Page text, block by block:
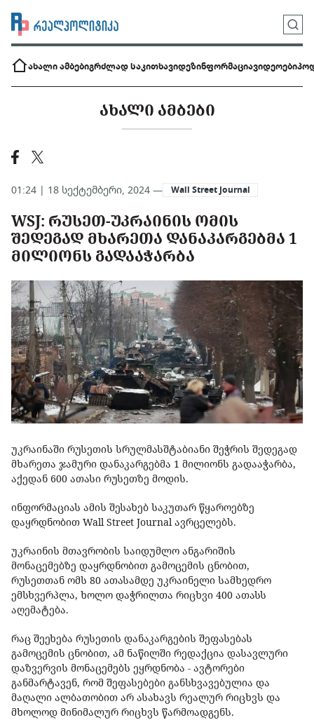
ახალი ამბებიგრძლად საკითხავიდეზინფორმაციავიდეოები
ᲐᲮᲐᲚᲘ ᲐᲛᲑᲔᲑᲘ
01:24 | 18 სექტემბერი, 2024 — Wall Street Journal
WSJ: ᲠᲣᲡᲔᲗ-ᲣᲙᲠᲐᲘᲜᲘᲡ ᲝᲛᲘᲡ
ᲨᲔᲓᲔᲒᲐᲓ ᲛᲮᲐᲠᲔᲗᲐ ᲓᲐᲜᲐᲙᲐᲠᲒᲔᲑᲛᲐ 1
ᲛᲘᲚᲘᲝᲜᲡ ᲒᲐᲓᲐᲐᲭᲐᲠᲑᲐ
უკრაინაში რუსეთის სრულმასშტაბიანი შეჭრის შედეგად
მხარეთა ჯამური დანაკარგებმა 1 მილიონს გადააჭარბა,
აქედან 600 ათასი რუსეთზე მოდის.
ინფორმაციას ამის შესახებ საკუთარ წყაროებზე
დაყრდნობით Wall Street Journal ავრცელებს.
უკრაინის მთავრობის საიდუმლო ანგარიშის
მონაცემებზე დაყრდნობით გამოცემის ცნობით,
რუსეთთან ომს 80 ათასამდე უკრაინელი სამხედრო
ემსხვერპლა, ხოლო დაჭრილთა რიცხვი 400 ათასს
აღემატება.
რაც შეეხება რუსეთის დანაკარგების შეფასებას
გამოცემის ცნობით, ამ ნაწილში რედაქცია დასავლური
დაზვერვის მონაცემებს ეყრდნობა - ავტორები
განმარტავენ, რომ შეფასებები განსხვავებულია და
მაღალი ალბათობით არ ასახავს რეალურ რიცხვს და
მხოლოდ მინიმალურ რიცხვს წარმოადგენს.